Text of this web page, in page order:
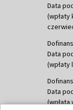
Data
(wpłaty
Data
(wpłaty
Data
(wpłata